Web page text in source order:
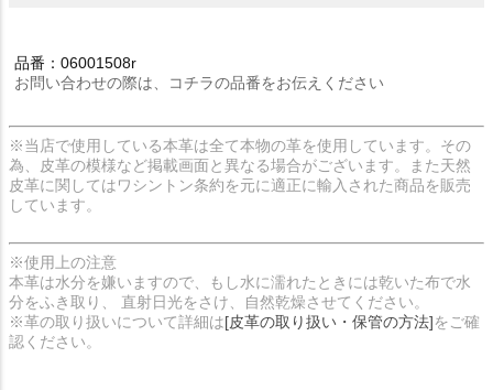
品番：06001508r
お問い合わせの際は、コチラの品番をお伝えください
※当店で使用している本革は全て本物の革を使用しています。その
為、皮革の模様など掲載画面と異なる場合がございます。また天然
皮革に関してはワシントン条約を元に適正に輸入された商品を販売
しています。
※使用上の注意
本革は水分を嫌いますので、もし水に濡れたときには乾いた布で水
分をふき取り、 直射日光をさけ、自然乾燥させてください。
※革の取り扱いについて詳細は[皮革の取り扱い・保管の方法]をご確
認ください。